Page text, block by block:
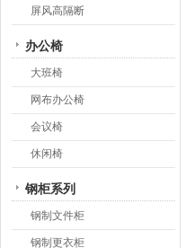
屏风高隔断
办公椅
大班椅
网布办公椅
会议椅
休闲椅
钢柜系列
钢制文件柜
钢制更衣柜